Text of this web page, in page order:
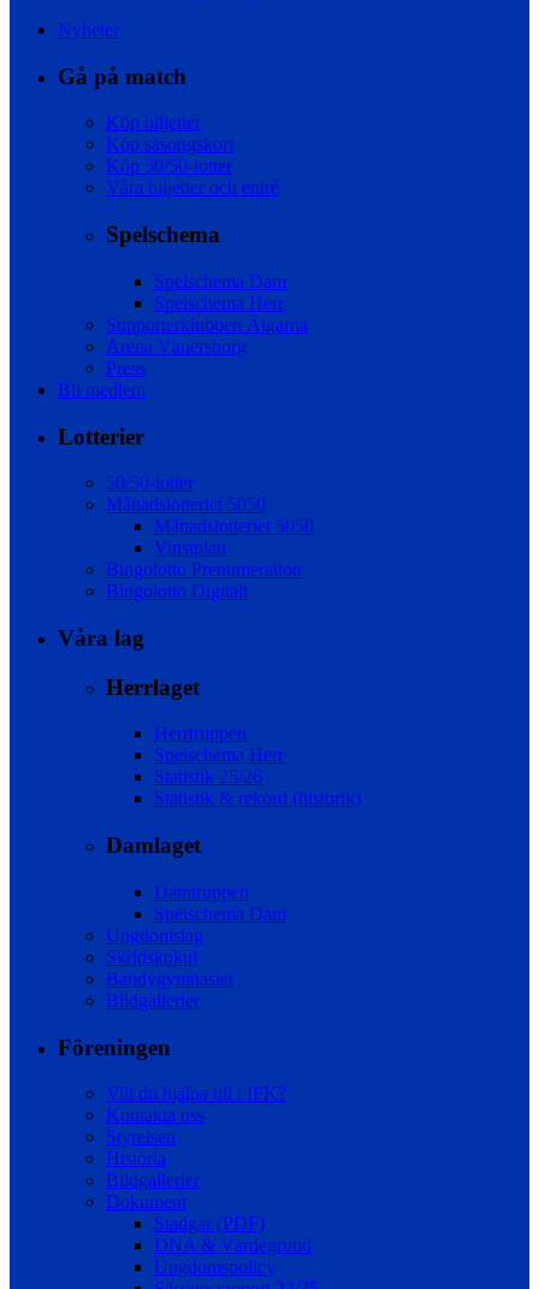
Nyheter
Gå på match
Köp biljetter
Köp säsongskort
Köp 50/50-lotter
Våra biljetter och entré
Spelschema
Spelschema Dam
Spelschema Herr
Supporterklubben Älgarna
Arena Vänersborg
Press
Bli medlem
Lotterier
50/50-lotter
Månadslotteriet 5050
Månadslotteriet 5050
Vinstplan
Bingolotto Prenumeration
Bingolotto Digitalt
Våra lag
Herrlaget
Herrtruppen
Spelschema Herr
Statistik 25/26
Statistik & rekord (historik)
Damlaget
Damtruppen
Spelschema Dam
Ungdomslag
Skridskokul
Bandygymnasiet
Bildgallerier
Föreningen
Vill du hjälpa till i IFK?
Kontakta oss
Styrelsen
Historia
Bildgallerier
Dokument
Stadgar (PDF)
DNA & Värdegrund
Ungdomspolicy